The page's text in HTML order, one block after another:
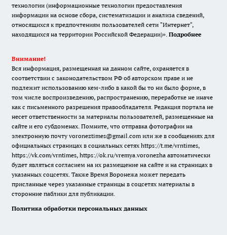
технологии (информационные технологии предоставления
информации на основе сбора, систематизации и анализа сведений,
относящихся к предпочтениям пользователей сети "Интернет",
находящихся на территории Российской Федерации)». Подробнее
Внимание!
Вся информация, размещенная на данном сайте, охраняется в
соответствии с законодательством РФ об авторском праве и не
подлежит использованию кем-либо в какой бы то ни было форме, в
том числе воспроизведению, распространению, переработке не иначе
как с письменного разрешения правообладателя. Редакция портала не
несет ответственности за материалы пользователей, размещенные на
сайте и его субдоменах. Помните, что отправка фотографии на
электронную почту voroneztimes@gmail.com или же в сообщениях для
официальных страницах в социальных сетях https://t.me/vrntimes,
https://vk.com/vrntimes, https://ok.ru/vremya.voronezha автоматически
будет являться согласием на их размещение на сайте и на страницах в
указанных соцсетях. Также Время Воронежа может передать
присланные через указанные страницы в соцсетях материалы в
сторонние паблики для публикации.
Политика обработки персональных данных